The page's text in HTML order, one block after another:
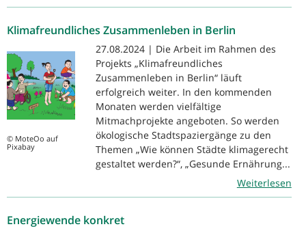
Klimafreundliches Zusammenleben in Berlin
© MoteOo auf
Pixabay
27.08.2024 | Die Arbeit im Rahmen des
Projekts „Klimafreundliches
Zusammenleben in Berlin“ läuft
erfolgreich weiter. In den kommenden
Monaten werden vielfältige
Mitmachprojekte angeboten. So werden
ökologische Stadtspaziergänge zu den
Themen „Wie können Städte klimagerecht
gestaltet werden?“, „Gesunde Ernährung...
Weiterlesen
Energiewende konkret